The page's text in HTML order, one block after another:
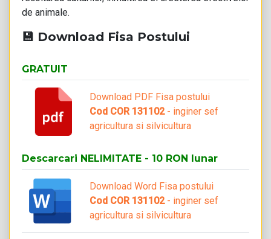
de animale.
💾 Download Fisa Postului
GRATUIT
Download PDF Fisa postului
Cod COR 131102- inginer sef
agricultura si silvicultura
Descarcari NELIMITATE - 10 RON lunar
Download Word Fisa postului
Cod COR 131102- inginer sef
agricultura si silvicultura